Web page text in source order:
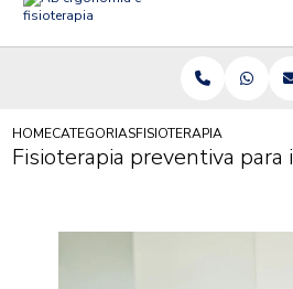
HOMECATEGORIASFISIOTERAPIA
Fisioterapia preventiva para